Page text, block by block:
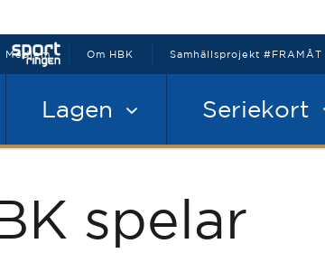
Lagen Seriekort
Medlem Om HBK Samhällsprojekt #FRAMÅT
spelar